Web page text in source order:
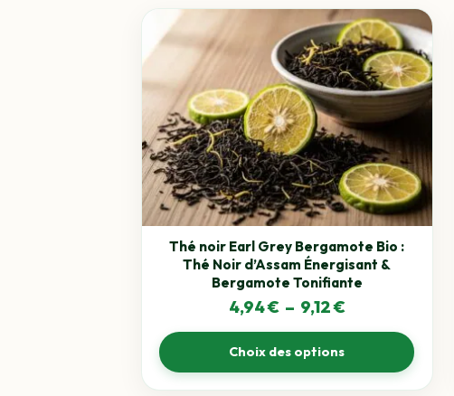
Thé noir Earl Grey Bergamote Bio :
Thé Noir d’Assam Énergisant &
Bergamote Tonifiante
4,94€ – 9,12€Plage
de
prix :
4,94 €
Choix des options
produit
a
plusieurs
variations.
options
peuvent
être
choisies
sur